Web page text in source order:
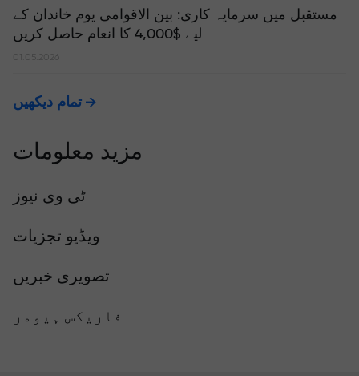
مستقبل میں سرمایہ کاری: بین الاقوامی یوم خاندان کے
لیے $4,000 کا انعام حاصل کریں
01.05.2026
تمام دیکھیں
مزید معلومات
ٹی وی نیوز
ویڈیو تجزیات
تصویری خبریں
فاریکس ہیومر